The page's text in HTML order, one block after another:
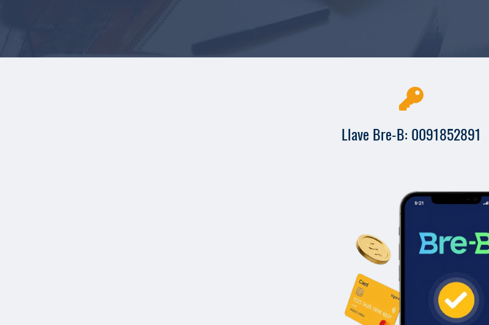
Llave Bre-B: 0091852891